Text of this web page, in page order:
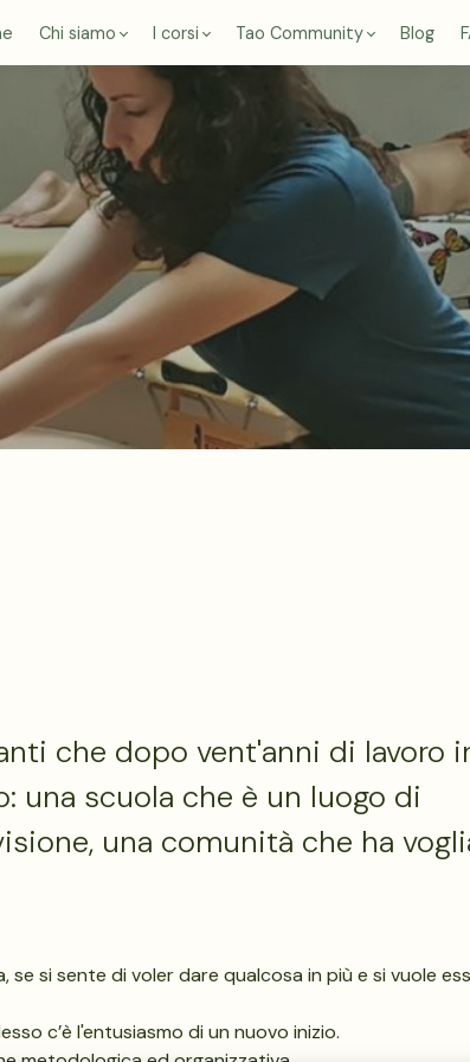
Chi siamo I corsi Tao Community Blog
che dopo vent'anni di lavoro
una scuola che è un luogo di
una comunità che ha
si sente di voler dare qualcosa in più e si vuole
c’è l'entusiasmo di un nuovo inizio.